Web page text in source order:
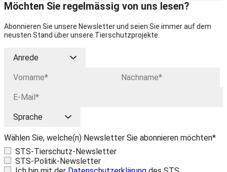
Möchten Sie regelmässig von uns lesen?
Abonnieren Sie unsere Newsletter und seien Sie immer auf dem
neusten Stand über unsere Tierschutzprojekte.
Wählen Sie, welche(n) Newsletter Sie abonnieren möchten*
STS-Tierschutz-Newsletter
STS-Politik-Newsletter